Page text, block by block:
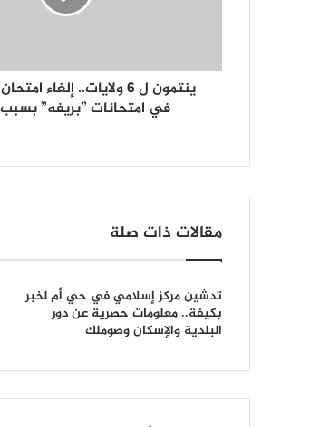
في امتحانات ”بريفه”
مقالات ذات صلة
تدشين مركز إسلامي في حي أم لخبر
بكيفة.. معلومات حصرية عن دور
البلدية والإسكان وصوملك